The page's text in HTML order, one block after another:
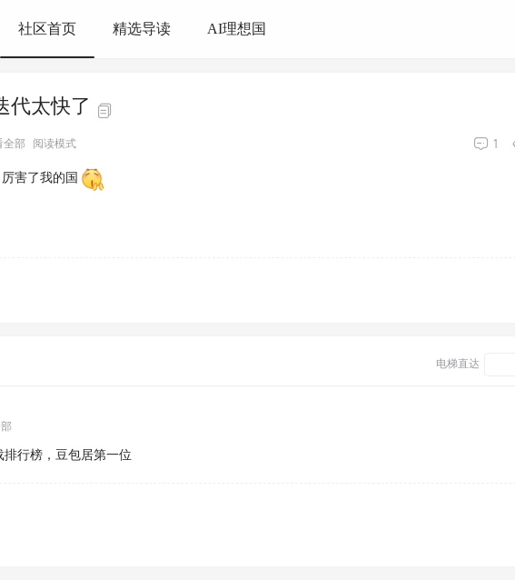
社区首页 精选导读 AI理想国
代太快了
1
全部 阅读模式
害了我的国
电梯直达
排行榜，豆包居第一位